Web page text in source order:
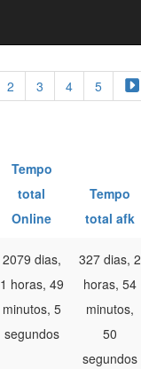
2 3 4 5
Tempo
total
Online
Tempo
total afk
2079 dias,
1 horas, 49
minutos, 5
segundos
327 dias, 2
horas, 54
minutos,
50
segundos